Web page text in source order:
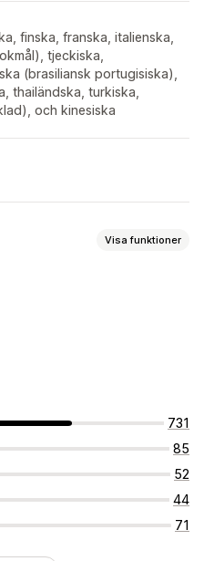
finska, franska, italienska,
tjeckiska,
(brasiliansk portugisiska),
thailändska, turkiska,
och kinesiska
Visa funktioner
731
85
52
44
71